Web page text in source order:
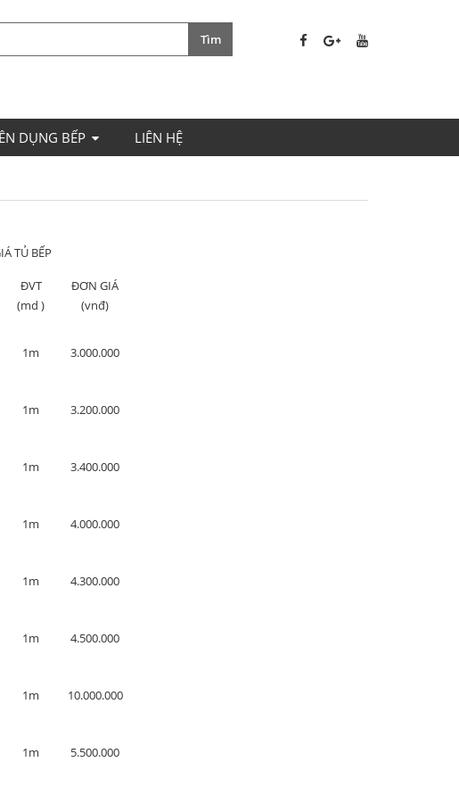
DỤNG BẾP LIÊN HỆ
TỦ BẾP
ĐVT
(md )
ĐƠN GIÁ
(vnđ)
1m 3.000.000
1m 3.200.000
1m 3.400.000
1m 4.000.000
1m 4.300.000
1m 4.500.000
1m 10.000.000
1m 5.500.000